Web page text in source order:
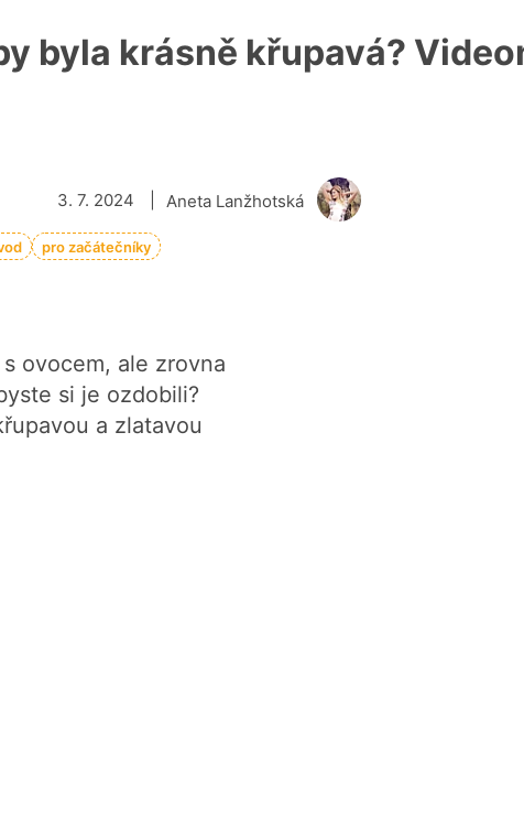
byla krásně křupavá?
Aneta Lanžhotská
3. 7. 2024
pro začátečníky
ovocem, ale zrovna
si je ozdobili?
a zlatavou